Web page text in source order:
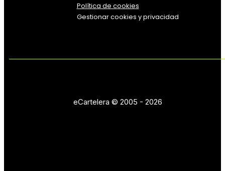
Política de cookies
Gestionar cookies y privacidad
eCartelera © 2005 - 2026